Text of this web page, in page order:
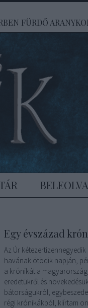
FÜRDŐ
Egy évszázad
Az Úr kétezertizennegyedik
havának ötödik napján,
a krónikát a
eredetükről és
bátorságukról;
régi krónikákból, kiírtam